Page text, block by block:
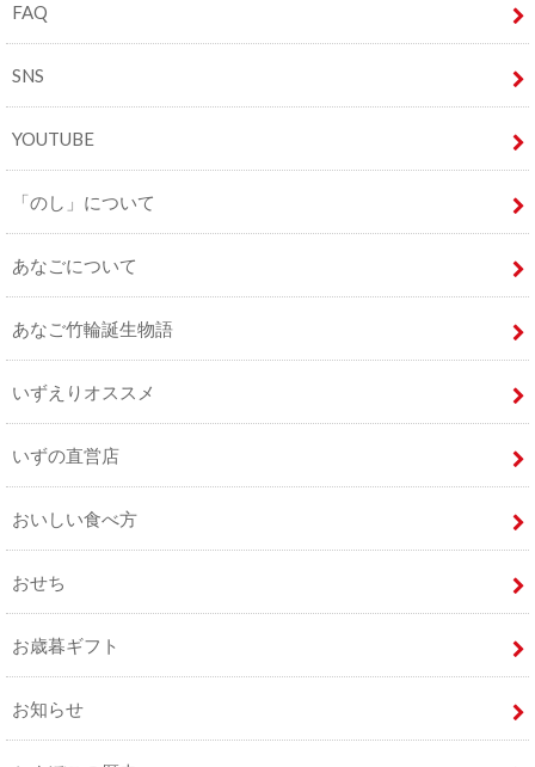
FAQ
SNS
YOUTUBE
「のし」について
あなごについて
あなご竹輪誕生物語
いずえりオススメ
いずの直営店
おいしい食べ方
おせち
お歳暮ギフト
お知らせ